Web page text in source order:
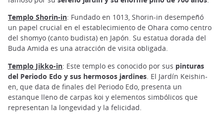
Templo Shorin-in: Fundado en 1013, Shorin-in desempeñó
un papel crucial en el establecimiento de Ohara como centro
del shomyo (canto budista) en Japón. Su estatua dorada del
Buda Amida es una atracción de visita obligada.
Templo Jikko-in: Este templo es conocido por sus pinturas
del Periodo Edo y sus hermosos jardines . El Jardín Keishin-
en, que data de finales del Periodo Edo, presenta un
estanque lleno de carpas koi y elementos simbólicos que
representan la longevidad y la felicidad.